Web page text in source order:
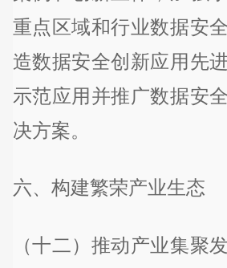
重点区域和行业数据安
造数据安全创新应用先
示范应用并推广数据安
决方案。
六、构建繁荣产业生态
（十二）推动产业集聚